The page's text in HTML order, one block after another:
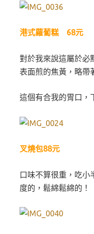
港式蘿蔔糕 68元
對於我來說這屬於必
表面煎的焦黃，略帶
這個有合我的胃口，
叉燒包88元
口味不算很重，吃小
度的，鬆綿鬆綿的！